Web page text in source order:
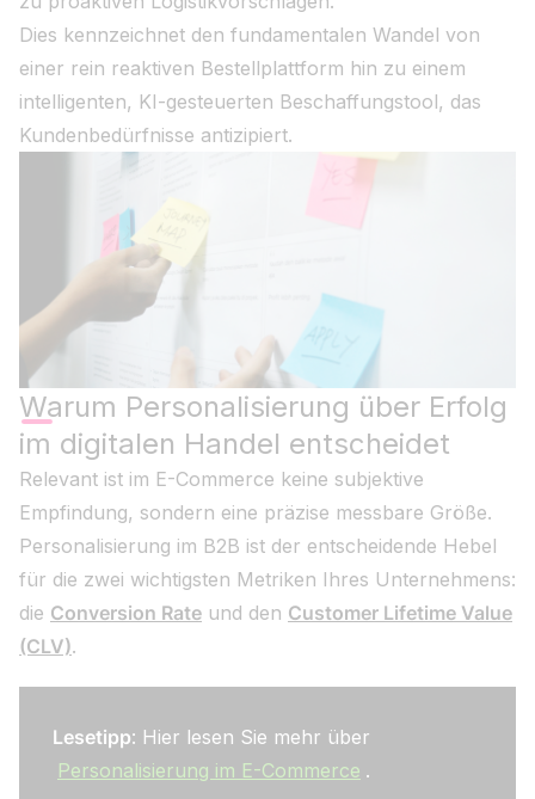
Dies kennzeichnet den fundamentalen Wandel von
einer rein reaktiven Bestellplattform hin zu einem
intelligenten, KI-gesteuerten Beschaffungstool, das
Kundenbedürfnisse antizipiert.
Warum Personalisierung über Erfolg
im digitalen Handel entscheidet
Relevant ist im E-Commerce keine subjektive
Empfindung, sondern eine präzise messbare Größe.
Personalisierung im B2B ist der entscheidende Hebel
für die zwei wichtigsten Metriken Ihres Unternehmens:
die Conversion Rate und den Customer Lifetime Value
(CLV).
Lesetipp: Hier lesen Sie mehr über
Personalisierung im E-Commerce .